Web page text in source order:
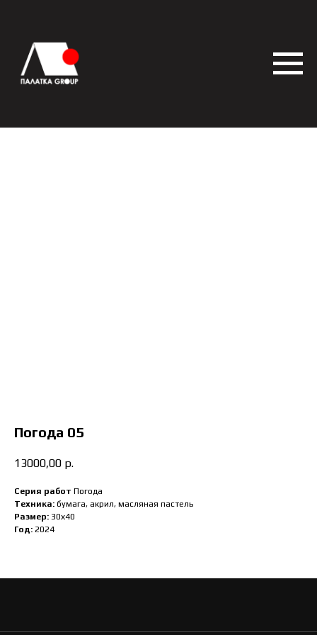
Погода 05
13000,00 р.
Серия работ Погода
Техника: бумага, акрил, масляная пастель
Размер: 30х40
Год: 2024